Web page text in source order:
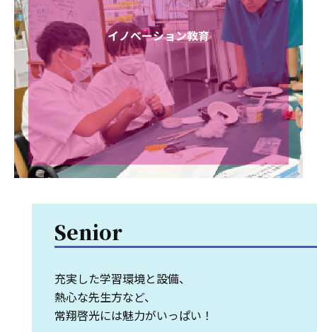
イノベーション教育
Senior
充実した学習環境と設備、
熱心な先生方など、
常翔啓光には魅力がいっぱい！